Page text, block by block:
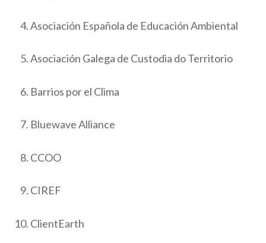
Asociación Española de Educación Ambiental
Asociación Galega de Custodia do Territorio
Barrios por el Clima
Bluewave Alliance
CCOO
CIREF
ClientEarth